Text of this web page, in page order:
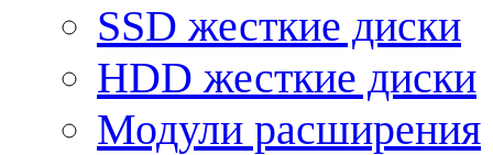
SSD жесткие диски
HDD жесткие диски
Модули расширения